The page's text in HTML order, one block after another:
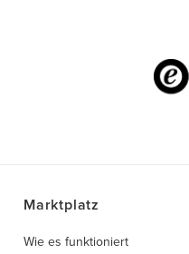
Marktplatz
Wie es funktioniert